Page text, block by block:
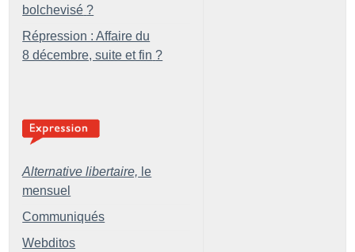
bolchevisé ?
Répression : Affaire du
8 décembre, suite et fin ?
Alternative libertaire, le
mensuel
Communiqués
Webditos